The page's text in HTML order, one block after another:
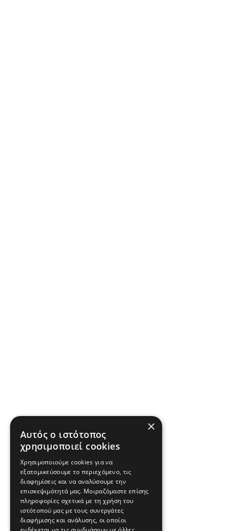
×
Αυτός ο ιστότοπος
χρησιμοποιεί cookies
Χρησιμοποιούμε cookies για να
εξατομικεύσουμε το περιεχόμενο, τις
διαφημίσεις και να αναλύσουμε την
επισκεψιμότητά μας. Μοιραζόμαστε επίσης
πληροφορίες σχετικά με τη χρήση του
ιστότοπού μας με τους συνεργάτες
διαφήμισης και ανάλυσης, οι οποίοι